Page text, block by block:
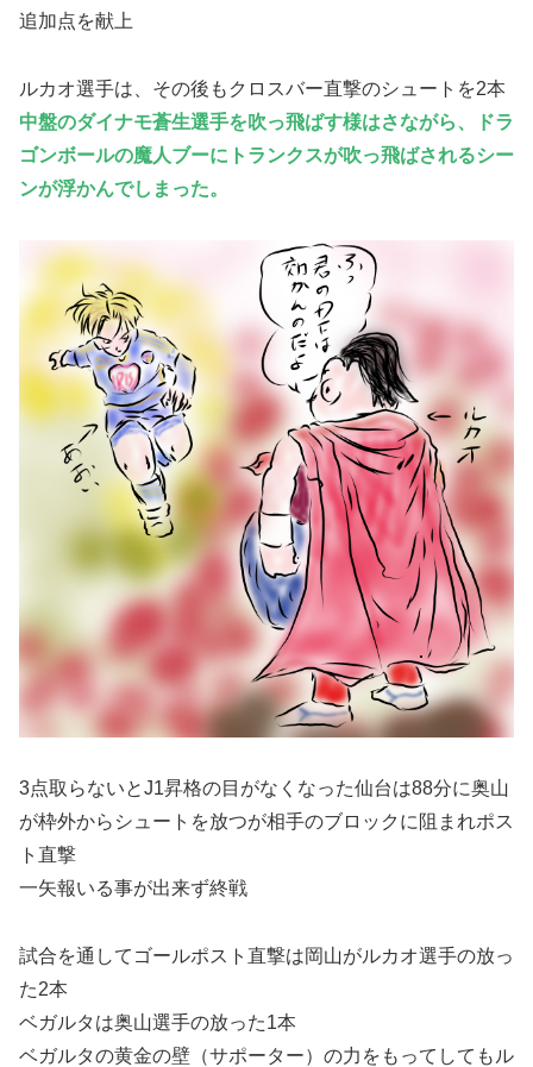
追加点を献上
ルカオ選手は、その後もクロスバー直撃のシュートを2本
中盤のダイナモ蒼生選手を吹っ飛ばす様はさながら、ドラ
ゴンボールの魔人ブーにトランクスが吹っ飛ばされるシー
ンが浮かんでしまった。
3点取らないとJ1昇格の目がなくなった仙台は88分に奥山
が枠外からシュートを放つが相手のブロックに阻まれポス
ト直撃
一矢報いる事が出来ず終戦
試合を通してゴールポスト直撃は岡山がルカオ選手の放っ
た2本
ベガルタは奥山選手の放った1本
ベガルタの黄金の壁（サポーター）の力をもってしてもル